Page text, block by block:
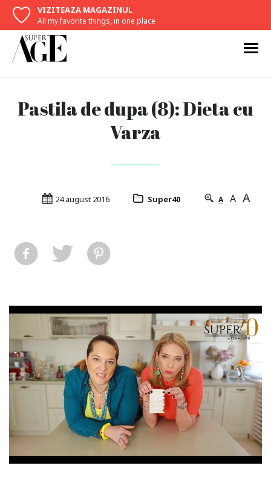
VIZITEAZA MAGAZINUL
All my favorite things, in one place
Pastila de dupa (8): Dieta cu
Varza
24 august 2016 Super40 A A A